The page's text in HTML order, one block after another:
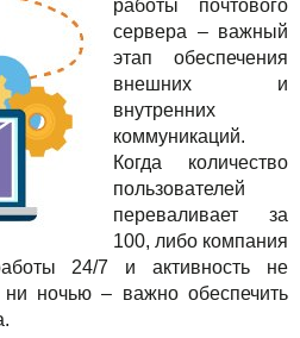
работы почтового
сервера – важный
этап обеспечения
внешних и
внутренних
коммуникаций.
Когда количество
пользователей
переваливает за
100, либо компания
24/7 и активность не
ночью – важно обеспечить